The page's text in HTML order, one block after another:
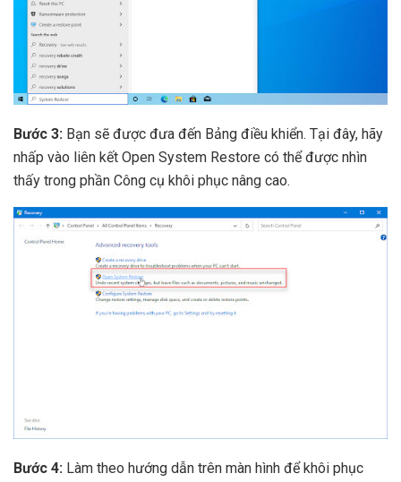
Bước 3: Bạn sẽ được đưa đến Bảng điều khiển. Tại đây, hãy
nhấp vào liên kết Open System Restore có thể được nhìn
thấy trong phần Công cụ khôi phục nâng cao.
Bước 4: Làm theo hướng dẫn trên màn hình để khôi phục